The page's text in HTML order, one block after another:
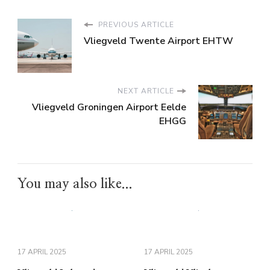
PREVIOUS ARTICLE
Vliegveld Twente Airport EHTW
NEXT ARTICLE
Vliegveld Groningen Airport Eelde
EHGG
You may also like...
17 APRIL 2025 17 APRIL 2025